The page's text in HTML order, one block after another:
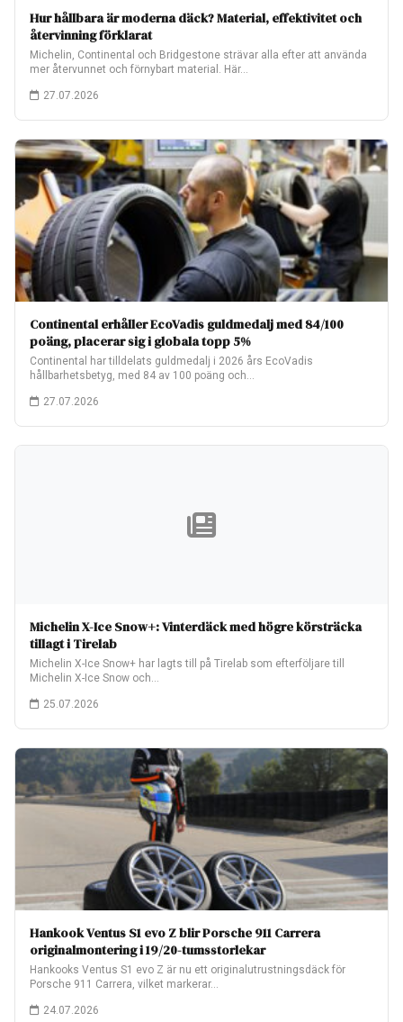
Hur hållbara är moderna däck? Material, effektivitet och
återvinning förklarat
Michelin, Continental och Bridgestone strävar alla efter att använda
mer återvunnet och förnybart material. Här…
27.07.2026
Continental erhåller EcoVadis guldmedalj med 84/100
poäng, placerar sig i globala topp 5%
Continental har tilldelats guldmedalj i 2026 års EcoVadis
hållbarhetsbetyg, med 84 av 100 poäng och…
27.07.2026
Michelin X-Ice Snow+: Vinterdäck med högre körsträcka
tillagt i Tirelab
Michelin X-Ice Snow+ har lagts till på Tirelab som efterföljare till
Michelin X-Ice Snow och…
25.07.2026
Hankook Ventus S1 evo Z blir Porsche 911 Carrera
originalmontering i 19/20-tumsstorlekar
Hankooks Ventus S1 evo Z är nu ett originalutrustningsdäck för
Porsche 911 Carrera, vilket markerar…
24.07.2026